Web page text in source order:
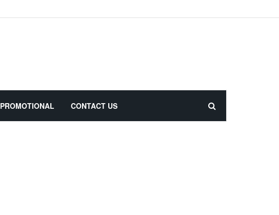
PROMOTIONAL CONTACT US